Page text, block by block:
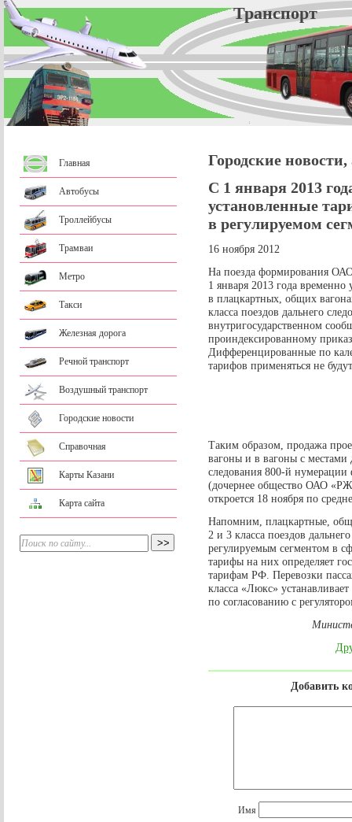
Главная
Автобусы
Троллейбусы
Трамваи
Метро
Такси
Железная дорога
Речной транспорт
Воздушный транспорт
Городские новости
Справочная
Карты Казани
Карта сайта
Городские
С 1 января 2013
установленные
в регулируемом
16 ноября 2012
На поезда формирования
1 января 2013 года
в плацкартных, общих
класса поездов дальнего
внутригосударственном
проиндексированному
Дифференцированные по
тарифов применяться не
Таким образом, продажа
вагоны и в вагоны с местами
следования 800-й
(дочернее общество ОАО
откроется 18 ноября по
Напомним, плацкартные,
2 и 3 класса поездов
регулируемым сегментом в
тарифы на них определяет
тарифам РФ. Перевозки
класса «Люкс»
по согласованию с
Добавить
Имя